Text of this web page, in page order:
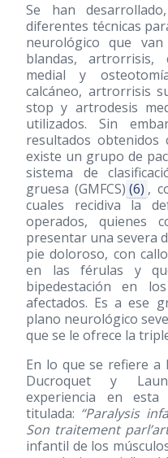
Se han
diferentes técnicas
neurológico que
blandas, artrorrisis,
medial y
calcáneo, artrorrisis
stop y artrodesis
utilizados. Sin
resultados obtenidos
existe un grupo de
sistema de
gruesa (GMFCS) (6) ,
cuales recidiva la
operados, quienes
presentar una severa
pie doloroso, con
en las férulas y
bipedestación en
afectados. Es a ese
plano neurológico
que se le ofrece la
En lo que se refiere a
Ducroquet y
experiencia en esta
titulada: “Paralysis
Son traitement
infantil de los